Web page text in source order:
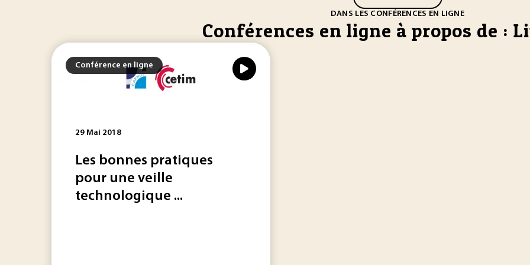
DANS LES CONFÉRENCES EN LIGNE
Conférences en ligne à propos de :
Conférence en ligne
29 Mai 2018
Les bonnes pratiques
pour une veille
technologique ...